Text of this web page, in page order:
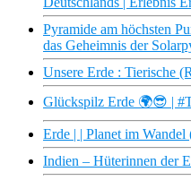
Pyramide am höchsten
das Geheimnis der
Unsere Erde : Tierische
Glückspilz Erde 🌍😎 |
Erde | | Planet im
Indien – Hüterinnen der